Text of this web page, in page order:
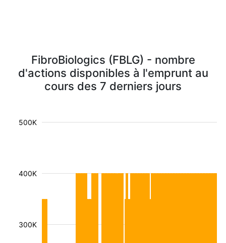
FibroBiologics (FBLG) - nombre
d'actions disponibles à l'emprunt au
cours des 7 derniers jours
300K
400K
500K